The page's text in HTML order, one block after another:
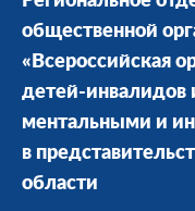
общественной
«Всероссийская
детей-инвалидов
ментальными и
в
области